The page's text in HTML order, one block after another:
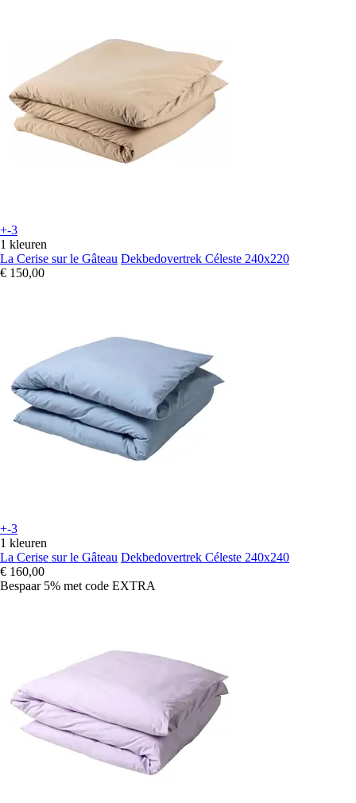
+-3
1 kleuren
La Cerise sur le Gâteau Dekbedovertrek Céleste 240x220
€ 150,00
+-3
1 kleuren
La Cerise sur le Gâteau Dekbedovertrek Céleste 240x240
€ 160,00
Bespaar 5% met code EXTRA